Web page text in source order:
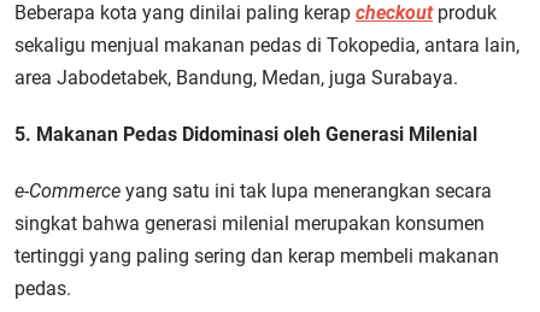
Beberapa kota yang dinilai paling kerap checkoutproduk
sekaligu menjual makanan pedas di Tokopedia, antara lain,
area Jabodetabek, Bandung, Medan, juga Surabaya.
5. Makanan Pedas Didominasi oleh Generasi Milenial
e-Commerce yang satu ini tak lupa menerangkan secara
singkat bahwa generasi milenial merupakan konsumen
tertinggi yang paling sering dan kerap membeli makanan
pedas.